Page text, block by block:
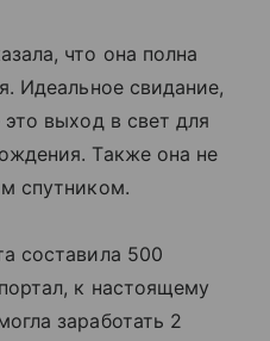
что она полна
Идеальное свидание,
выход в свет для
Также она не
спутником.
составила 500
к настоящему
заработать 2